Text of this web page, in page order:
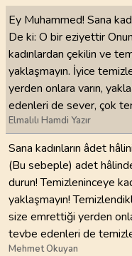
Ey Muhammed! Sana
De ki: O bir eziyettir
kadınlardan çekilin ve
yaklaşmayın. İyice
yerden onlara varın,
edenleri de sever, çok
Elmalılı Hamdi Yazır
Sana kadınların âdet
(Bu sebeple) adet
durun! Temizleninceye
yaklaşmayın!
size emrettiği yerden
tevbe edenleri de
Mehmet Okuyan